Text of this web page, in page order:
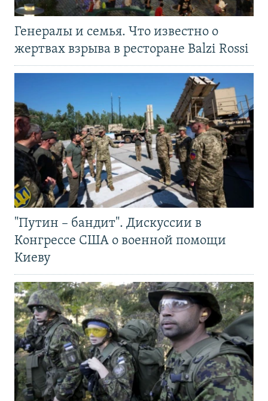
Генералы и семья. Что известно о
жертвах взрыва в ресторане Balzi Rossi
"Путин – бандит". Дискуссии в
Конгрессе США о военной помощи
Киеву